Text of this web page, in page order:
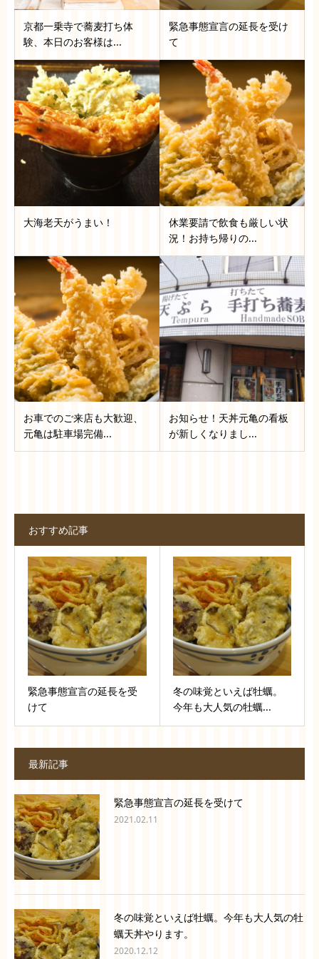
京都一乗寺で蕎麦打ち体
験、本日のお客様は...
緊急事態宣言の延長を受け
て
大海老天がうまい！
休業要請で飲食も厳しい状
況！お持ち帰りの...
お車でのご来店も大歓迎、
元亀は駐車場完備...
お知らせ！天丼元亀の看板
が新しくなりまし...
おすすめ記事
緊急事態宣言の延長を受
けて
冬の味覚といえば牡蠣。
今年も大人気の牡蠣...
最新記事
緊急事態宣言の延長を受けて
2021.02.11
冬の味覚といえば牡蠣。今年も大人気の牡
蠣天丼やります。
2020.12.12